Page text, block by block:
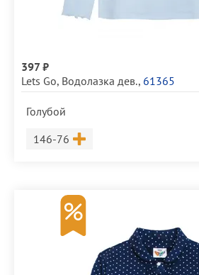
397 ₽
Lets Go, Водолазка дев., 61365
Голубой
Размер
146-76